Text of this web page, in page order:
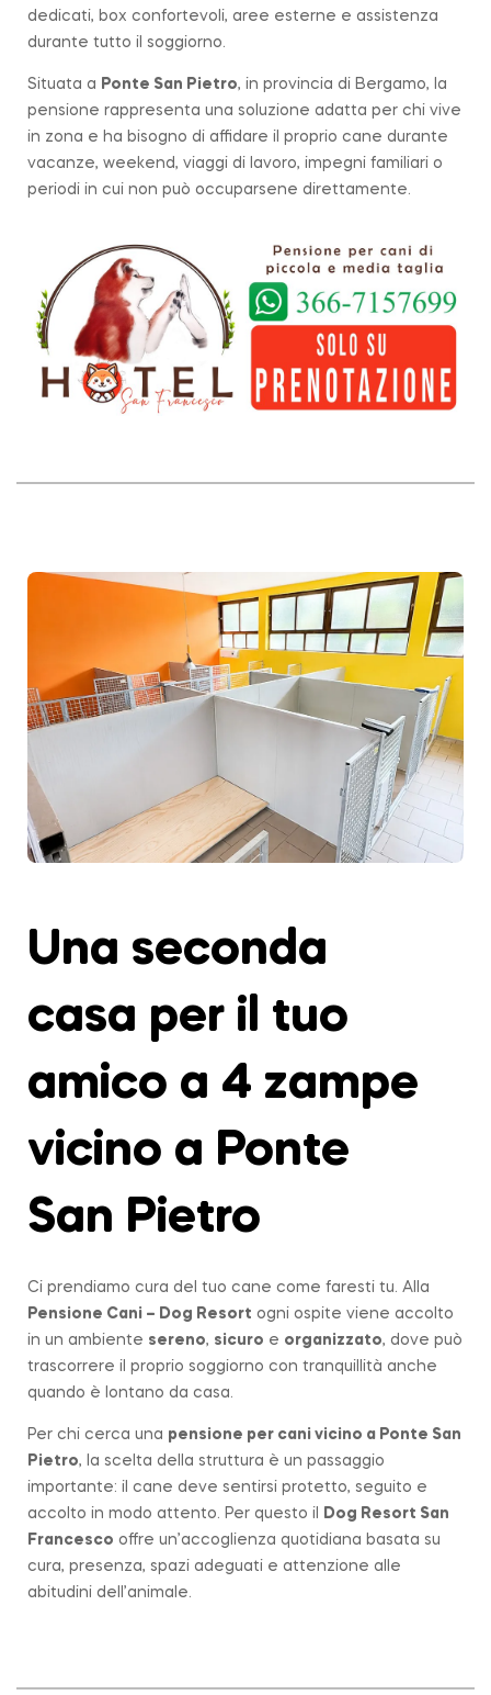
dedicati, box confortevoli, aree esterne e assistenza
durante tutto il soggiorno.
Situata a Ponte San Pietro, in provincia di Bergamo, la
pensione rappresenta una soluzione adatta per chi vive
in zona e ha bisogno di affidare il proprio cane durante
vacanze, weekend, viaggi di lavoro, impegni familiari o
periodi in cui non può occuparsene direttamente.
Una seconda
casa per il tuo
amico a 4 zampe
vicino a Ponte
San Pietro
Ci prendiamo cura del tuo cane come faresti tu. Alla
Pensione Cani – Dog Resort ogni ospite viene accolto
in un ambiente sereno, sicuro e organizzato, dove può
trascorrere il proprio soggiorno con tranquillità anche
quando è lontano da casa.
Per chi cerca una pensione per cani vicino a Ponte San
Pietro, la scelta della struttura è un passaggio
importante: il cane deve sentirsi protetto, seguito e
accolto in modo attento. Per questo il
Dog Resort San
Francesco offre un’accoglienza quotidiana basata su
cura, presenza, spazi adeguati e attenzione alle
abitudini dell’animale.